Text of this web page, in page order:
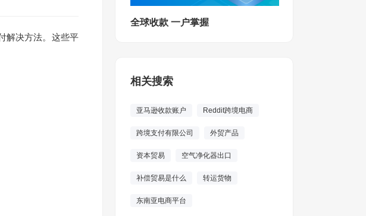
解决方法。这些平
全球收款 一户掌握
相关搜索
亚马逊收款账户 Reddit跨境电商
跨境支付有限公司 外贸产品
资本贸易 空气净化器出口
补偿贸易是什么 转运货物
东南亚电商平台